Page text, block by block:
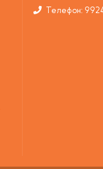
Телефон: